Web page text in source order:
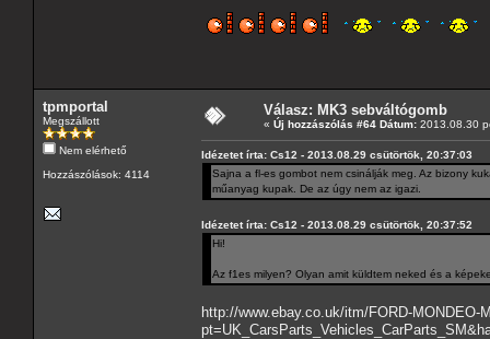
tpmportal
Megszállott
Nem elérhető
Hozzászólások: 4114
Válasz: MK3 sebváltógomb
« Új hozzászólás #64 Dátum: 2013.08.30
Idézetet írta: Cs12 - 2013.08.29 csütörtök, 20:37:03
Sajna a fl-es gombot nem csinálják meg. Az bizony
műanyag kupak. De az úgy nem az igazi.
Idézetet írta: Cs12 - 2013.08.29 csütörtök, 20:37:52
Hi!
Az f1es milyen? Olyan amit küldtem neked és a
http://www.ebay.co.uk/itm/FORD-MONDEO-